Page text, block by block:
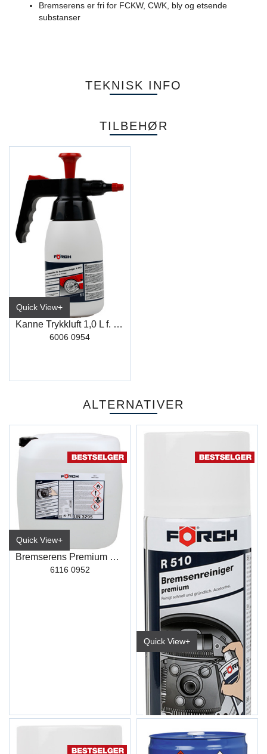
Bremserens er fri for FCKW, CWK, bly og etsende
substanser
TEKNISK INFO
TILBEHØR
Quick View+
Kanne Trykkluft 1,0 L f. Bremserens
6006 0954
ALTERNATIVER
Quick View+
Bremserens Premium R510 30L
6116 0952
Quick View+
Bremserens Premium R510 600ml
6116 0914/No (15/kart)